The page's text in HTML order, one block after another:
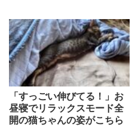
「すっごい伸びてる！」お
昼寝でリラックスモード全
開の猫ちゃんの姿がこちら